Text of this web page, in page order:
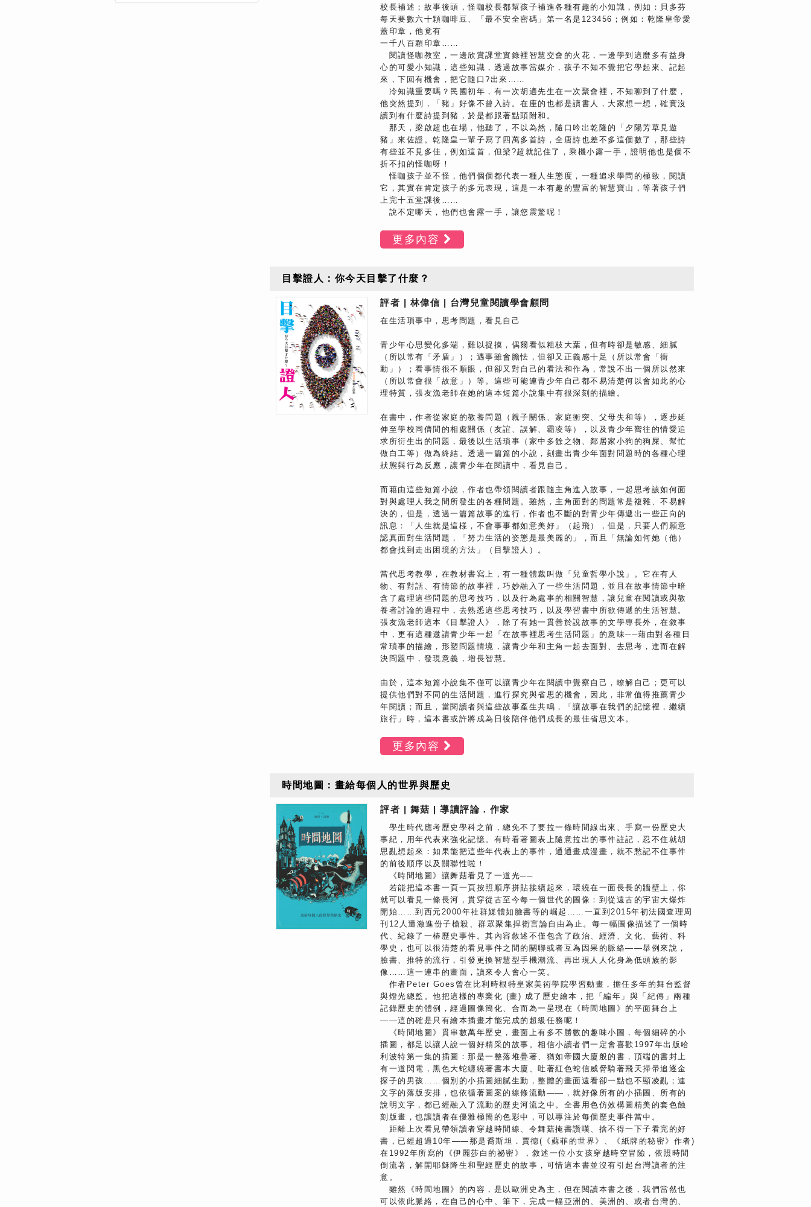
校長補述；故事後頭，怪咖校長都幫孩子補進各種有趣的小知識，例如：貝多芬
每天要數六十顆咖啡豆、「最不安全密碼」第一名是123456；例如：乾隆皇帝愛
蓋印章，他竟有
一千八百顆印章……
閱讀怪咖教室，一邊欣賞課堂實錄裡智慧交會的火花，一邊學到這麼多有益身
心的可愛小知識，這些知識，透過故事當媒介，孩子不知不覺把它學起來、記起
來，下回有機會，把它隨口?出來……
冷知識重要嗎？民國初年，有一次胡適先生在一次聚會裡，不知聊到了什麼，
他突然提到，「豬」好像不曾入詩。在座的也都是讀書人，大家想一想，確實沒
讀到有什麼詩提到豬，於是都跟著點頭附和。
那天，梁啟超也在場，他聽了，不以為然，隨口吟出乾隆的「夕陽芳草見遊
豬」來佐證。乾隆皇一輩子寫了四萬多首詩，全唐詩也差不多這個數了，那些詩
有些並不見多佳，例如這首，但梁?超就記住了，乘機小露一手，證明他也是個不
折不扣的怪咖呀！
怪咖孩子並不怪，他們個個都代表一種人生態度，一種追求學問的極致，閱讀
它，其實在肯定孩子的多元表現，這是一本有趣的豐富的智慧寶山，等著孩子們
上完十五堂課後……
說不定哪天，他們也會露一手，讓您震驚呢！
更多內容
目擊證人：你今天目擊了什麼？
評者 | 林偉信 | 台灣兒童閱讀學會顧問
在生活瑣事中，思考問題，看見自己
青少年心思變化多端，難以捉摸，偶爾看似粗枝大葉，但有時卻是敏感、細膩
（所以常有「矛盾」）；遇事雖會膽怯，但卻又正義感十足（所以常會「衝
動」）；看事情很不順眼，但卻又對自己的看法和作為，常說不出一個所以然來
（所以常會很「故意」）等。這些可能連青少年自己都不易清楚何以會如此的心
理特質，張友漁老師在她的這本短篇小說集中有很深刻的描繪。
在書中，作者從家庭的教養問題（親子關係、家庭衝突、父母失和等），逐步延
伸至學校同儕間的相處關係（友誼、誤解、霸凌等），以及青少年嚮往的情愛追
求所衍生出的問題，最後以生活瑣事（家中多餘之物、鄰居家小狗的狗屎、幫忙
做白工等）做為終結。透過一篇篇的小說，刻畫出青少年面對問題時的各種心理
狀態與行為反應，讓青少年在閱讀中，看見自己。
而藉由這些短篇小說，作者也帶領閱讀者跟隨主角進入故事，一起思考該如何面
對與處理人我之間所發生的各種問題。雖然，主角面對的問題常是複雜、不易解
決的，但是，透過一篇篇故事的進行，作者也不斷的對青少年傳遞出一些正向的
訊息：「人生就是這樣，不會事事都如意美好」（起飛），但是，只要人們願意
認真面對生活問題，「努力生活的姿態是最美麗的」，而且「無論如何她（他）
都會找到走出困境的方法」（目擊證人）。
當代思考教學，在教材書寫上，有一種體裁叫做「兒童哲學小說」。它在有人
物、有對話、有情節的故事裡，巧妙融入了一些生活問題，並且在故事情節中暗
含了處理這些問題的思考技巧，以及行為處事的相關智慧，讓兒童在閱讀或與教
養者討論的過程中，去熟悉這些思考技巧，以及學習書中所欲傳遞的生活智慧。
張友漁老師這本《目擊證人》，除了有她一貫善於說故事的文學專長外，在敘事
中，更有這種邀請青少年一起「在故事裡思考生活問題」的意味──藉由對各種日
常瑣事的描繪，形塑問題情境，讓青少年和主角一起去面對、去思考，進而在解
決問題中，發現意義，增長智慧。
由於，這本短篇小說集不僅可以讓青少年在閱讀中覺察自己，瞭解自己；更可以
提供他們對不同的生活問題，進行探究與省思的機會，因此，非常值得推薦青少
年閱讀；而且，當閱讀者與這些故事產生共鳴，「讓故事在我們的記憶裡，繼續
旅行」時，這本書或許將成為日後陪伴他們成長的最佳省思文本。
更多內容
時間地圖：畫給每個人的世界與歷史
評者 | 舞菇 | 導讀評論．作家
學生時代應考歷史學科之前，總免不了要拉一條時間線出來、手寫一份歷史大
事紀，用年代表來強化記憶。有時看著圖表上隨意拉出的事件註記，忍不住就胡
思亂想起來：如果能把這些年代表上的事件，通通畫成漫畫，就不愁記不住事件
的前後順序以及關聯性啦！
《時間地圖》讓舞菇看見了一道光──
若能把這本書一頁一頁按照順序拼貼接續起來，環繞在一面長長的牆壁上，你
就可以看見一條長河，貫穿從古至今每一個世代的圖像：到從遠古的宇宙大爆炸
開始……到西元2000年社群媒體如臉書等的崛起……一直到2015年初法國查理周
刊12人遭激進份子槍殺、群眾聚集捍衛言論自由為止。每一幅圖像描述了一個時
代、紀錄了一樁歷史事件。其內容敘述不僅包含了政治、經濟、文化、藝術、科
學史，也可以很清楚的看見事件之間的關聯或者互為因果的脈絡——舉例來說，
臉書、推特的流行，引發更換智慧型手機潮流、再出現人人化身為低頭族的影
像……這一連串的畫面，讀來令人會心一笑。
作者Peter Goes曾在比利時根特皇家美術學院學習動畫，擔任多年的舞台監督
與燈光總監。他把這樣的專業化 (畫) 成了歷史繪本，把「編年」與「紀傳」兩種
記錄歷史的體例，經過圖像簡化、合而為一呈現在《時間地圖》的平面舞台上
——這的確是只有繪本插畫才能完成的超級任務呢！
《時間地圖》貫串數萬年歷史，畫面上有多不勝數的趣味小圖，每個細碎的小
插圖，都足以讓人說一個好精采的故事。相信小讀者們一定會喜歡1997年出版哈
利波特第一集的插圖：那是一整落堆疊著、猶如帝國大廈般的書，頂端的書封上
有一道閃電，黑色大蛇纏繞著書本大廈、吐著紅色蛇信威脅騎著飛天掃帚追逐金
探子的男孩……個別的小插圖細膩生動，整體的畫面遠看卻一點也不顯凌亂；連
文字的落版安排，也依循著圖案的線條流動——，就好像所有的小插圖、所有的
說明文字，都已經融入了流動的歷史河流之中。全書用色仿效構圖精美的套色蝕
刻版畫，也讓讀者在優雅極簡的色彩中，可以專注於每個歷史事件當中。
距離上次看見帶領讀者穿越時間線、令舞菇掩書讚嘆、捨不得一下子看完的好
書，已經超過10年——那是喬斯坦．賈德(《蘇菲的世界》、《紙牌的秘密》作者)
在1992年所寫的《伊麗莎白的祕密》，敘述一位小女孩穿越時空冒險，依照時間
倒流著，解開耶穌降生和聖經歷史的故事，可惜這本書並沒有引起台灣讀者的注
意。
雖然《時間地圖》的內容，是以歐洲史為主，但在閱讀本書之後，我們當然也
可以依此脈絡，在自己的心中、筆下，完成一幅亞洲的、美洲的、或者台灣的、